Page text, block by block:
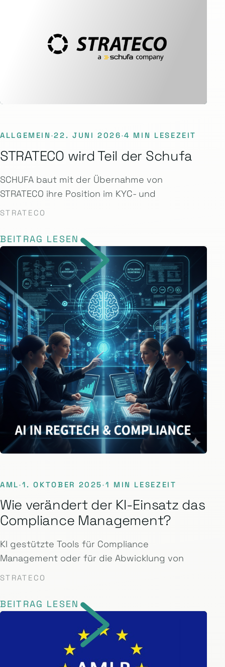
ALLGEMEIN ·22. JUNI 2026·4 MIN LESEZEIT
STRATECO wird Teil der Schufa
SCHUFA baut mit der Übernahme von
STRATECO ihre Position im KYC- und
STRATECO
BEITRAG LESEN
AML·1. OKTOBER 2025·1 MIN LESEZEIT
Wie verändert der KI-Einsatz das
Compliance Management?
KI gestützte Tools für Compliance
Management oder für die Abwicklung von
STRATECO
BEITRAG LESEN